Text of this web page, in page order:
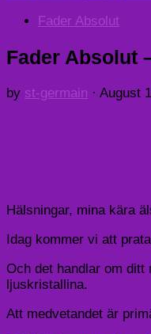
Fader Absolut
Fader Absolut
by st-germain · August
Hälsningar, mina kära
Idag kommer vi att
Och det handlar om ditt
ljuskristallina.
Att medvetandet är